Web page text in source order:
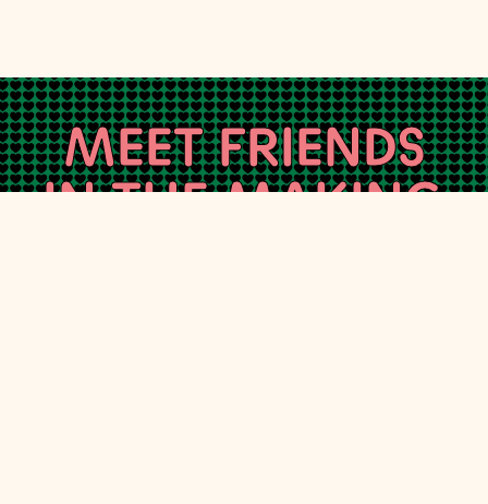
MEET FRIENDS
IN THE MAKING